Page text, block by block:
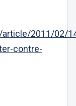
2011/02/
contre-